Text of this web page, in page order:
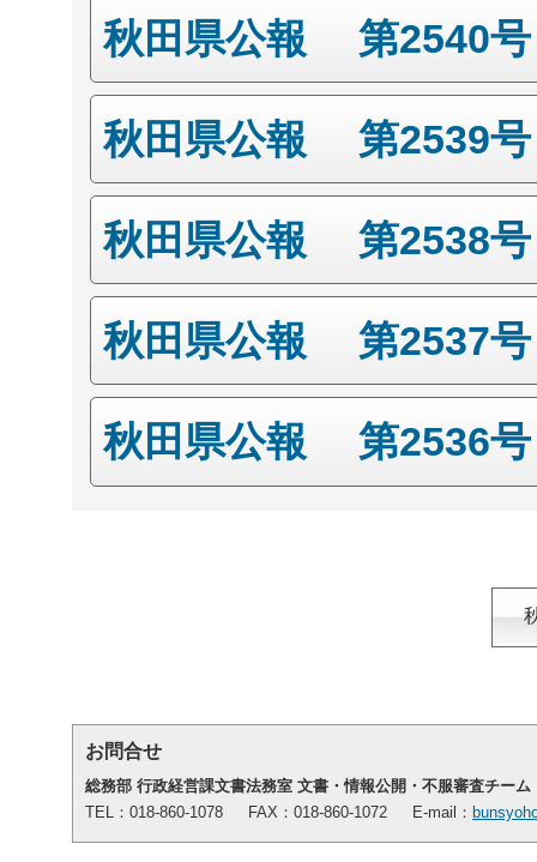
秋田県公報 第2540
秋田県公報 第2539
秋田県公報 第2538
秋田県公報 第2537
秋田県公報 第2536
お問合せ
総務部 行政経営課文書法務室 文書・情報公開・不服審査チーム
TEL：018-860-1078 FAX：018-860-1072 E-mail：